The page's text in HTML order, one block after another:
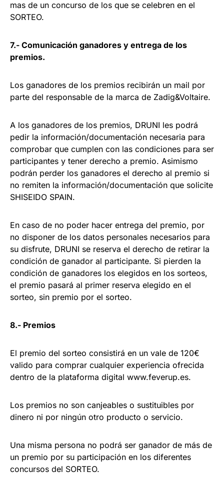
mas de un concurso de los que se celebren en el
SORTEO.
7.- Comunicación ganadores y entrega de los
premios.
Los ganadores de los premios recibirán un mail por
parte del responsable de la marca de Zadig&Voltaire.
A los ganadores de los premios, DRUNI les podrá
pedir la información/documentación necesaria para
comprobar que cumplen con las condiciones para ser
participantes y tener derecho a premio. Asimismo
podrán perder los ganadores el derecho al premio si
no remiten la información/documentación que solicite
SHISEIDO SPAIN.
En caso de no poder hacer entrega del premio, por
no disponer de los datos personales necesarios para
su disfrute, DRUNI se reserva el derecho de retirar la
condición de ganador al participante. Si pierden la
condición de ganadores los elegidos en los sorteos,
el premio pasará al primer reserva elegido en el
sorteo, sin premio por el sorteo.
8.- Premios
El premio del sorteo consistirá en un vale de 120€
valido para comprar cualquier experiencia ofrecida
dentro de la plataforma digital www.feverup.es.
Los premios no son canjeables o sustituibles por
dinero ni por ningún otro producto o servicio.
Una misma persona no podrá ser ganador de más de
un premio por su participación en los diferentes
concursos del SORTEO.